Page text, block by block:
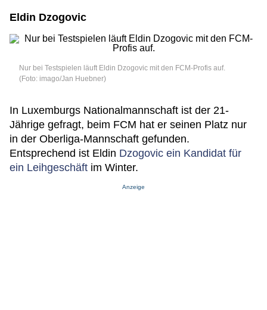
Eldin Dzogovic
Nur bei Testspielen läuft Eldin Dzogovic mit den FCM-Profis auf.
(Foto: imago/Jan Huebner)
In Luxemburgs Nationalmannschaft ist der 21-
Jährige gefragt, beim FCM hat er seinen Platz nur
in der Oberliga-Mannschaft gefunden.
Entsprechend ist Eldin Dzogovic ein Kandidat für
ein Leihgeschäft im Winter.
Anzeige